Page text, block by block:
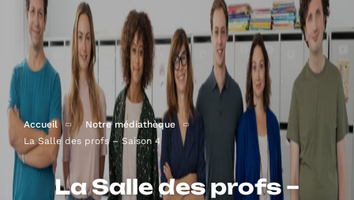
Accueil
Notre médiathèque
La Salle des profs – Saison 4
La Salle des profs –